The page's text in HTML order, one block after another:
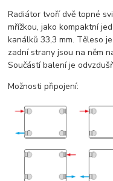
Radiátor tvoří dvě topné
mřížkou, jako kompaktní
kanálků 33,3 mm. Těleso
zadní strany jsou na něm
Součástí balení je
Možnosti připojení: